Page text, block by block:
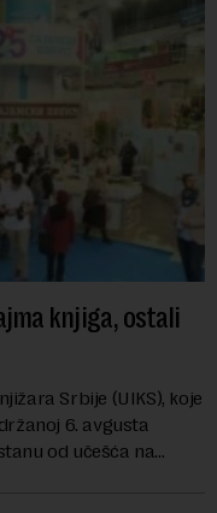
knjiga, ostali
Srbije (UIKS), koje
6. avgusta
od učešća na